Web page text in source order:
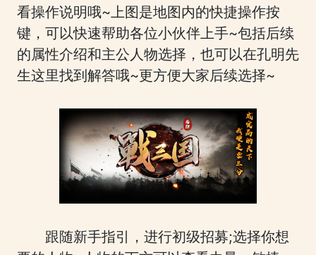
看操作说明哦~上图是地图内的快捷操作按
键，可以快速帮助各位小伙伴上手~包括后续
的属性介绍和主公人物选择，也可以在孔明先
生这里找到解答哦~更方便大家后续选择~
跟随新手指引，进行初级招募;选择你想